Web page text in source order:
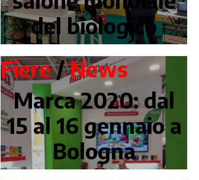
del biologico
Fiere/News
Marca 2020: dal
15 al 16 gennaio a
Bologna